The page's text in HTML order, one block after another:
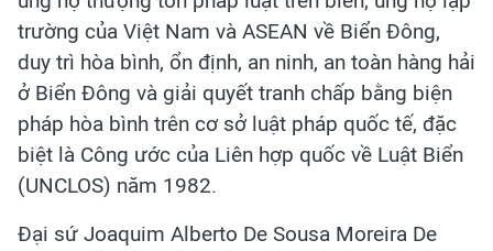
trường của Việt Nam và ASEAN về Biển Đông,
duy trì hòa bình, ổn định, an ninh, an toàn hàng hải
ở Biển Đông và giải quyết tranh chấp bằng biện
pháp hòa bình trên cơ sở luật pháp quốc tế, đặc
biệt là Công ước của Liên hợp quốc về Luật Biển
(UNCLOS) năm 1982.
Đại sứ Joaquim Alberto De Sousa Moreira De